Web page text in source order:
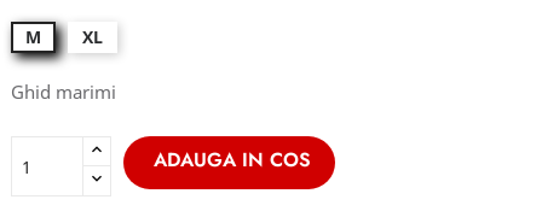
M XL
Ghid marimi
ADAUGA IN COS